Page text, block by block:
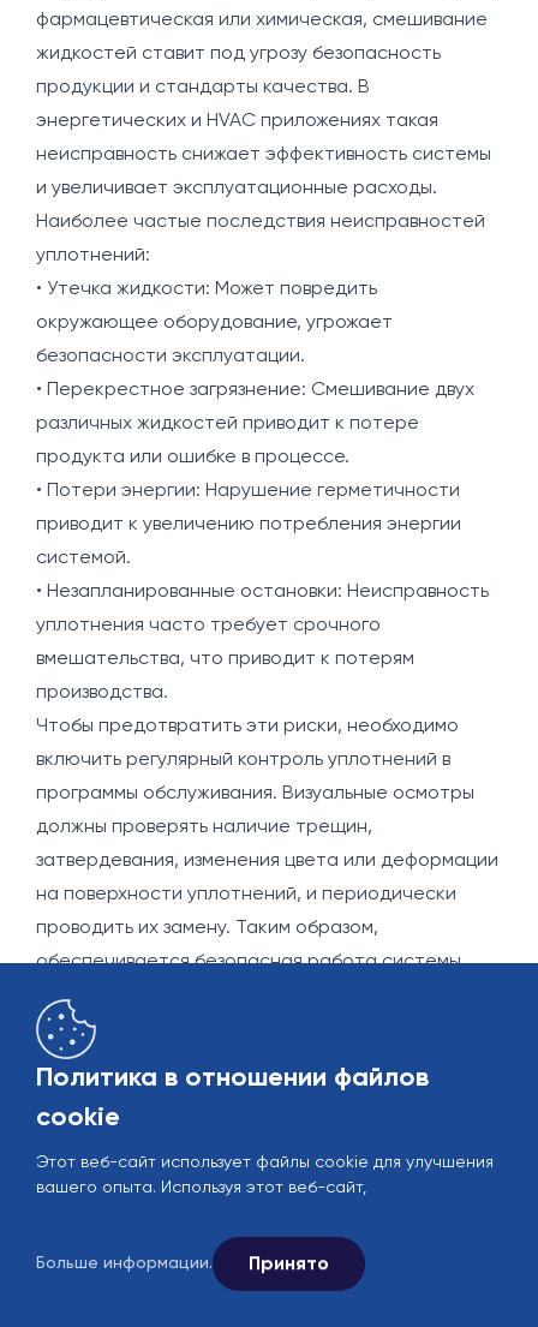
фармацевтическая или химическая, смешивание
жидкостей ставит под угрозу безопасность
продукции и стандарты качества. В
энергетических и HVAC приложениях такая
неисправность снижает эффективность системы
и увеличивает эксплуатационные расходы.
Наиболее частые последствия неисправностей
уплотнений:
• Утечка жидкости: Может повредить
окружающее оборудование, угрожает
безопасности эксплуатации.
• Перекрестное загрязнение: Смешивание двух
различных жидкостей приводит к потере
продукта или ошибке в процессе.
• Потери энергии: Нарушение герметичности
приводит к увеличению потребления энергии
системой.
• Незапланированные остановки: Неисправность
уплотнения часто требует срочного
вмешательства, что приводит к потерям
производства.
Чтобы предотвратить эти риски, необходимо
включить регулярный контроль уплотнений в
программы обслуживания. Визуальные осмотры
должны проверять наличие трещин,
затвердевания, изменения цвета или деформации
на поверхности уплотнений, и периодически
проводить их замену. Таким образом,
обеспечивается безопасная работа системы.
Одним из самых важных факторов, определяющих
производительность уплотнений, является
правильный выбор материала. Каждый материал
уплотнения проявляет различную стойкость к
различным жидкостям, температурам и
значениям давления:
• NBR (нитрил): Подходит для минеральных масел
• EPDM: Устойчив к горячей воде, пару и легким
Политика в отношении файлов
cookie
Этот веб-сайт использует файлы cookie для улучшения
вашего опыта. Используя этот веб-сайт,
Больше информации. Принято